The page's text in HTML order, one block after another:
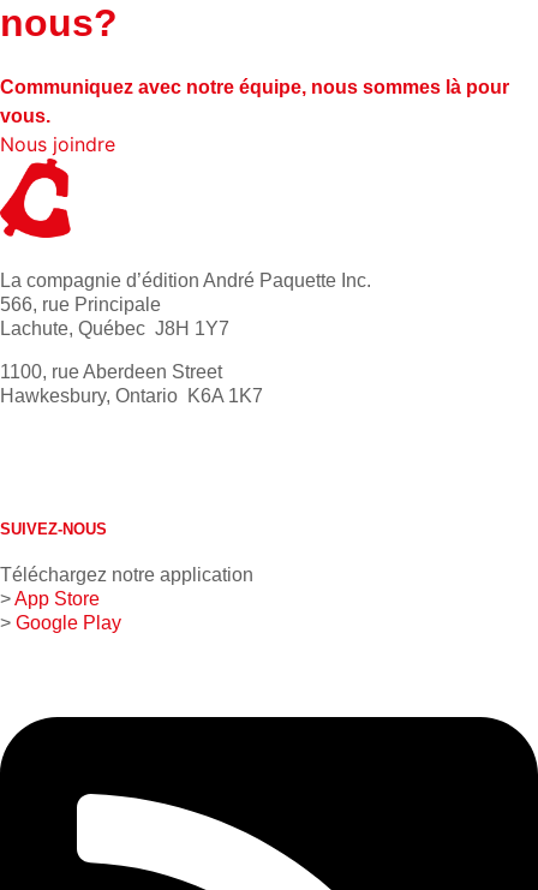
nous?
Communiquez avec notre équipe, nous sommes là pour
vous.
Nous joindre
La compagnie d’édition André Paquette Inc.
566, rue Principale
Lachute, Québec J8H 1Y7
1100, rue Aberdeen Street
Hawkesbury, Ontario K6A 1K7
SUIVEZ-NOUS
Téléchargez notre application
>App Store
> Google Play